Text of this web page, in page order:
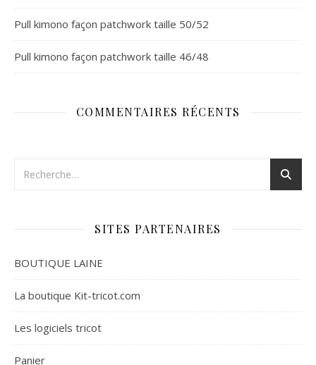
Pull kimono façon patchwork taille 50/52
Pull kimono façon patchwork taille 46/48
COMMENTAIRES RÉCENTS
SITES PARTENAIRES
BOUTIQUE LAINE
La boutique Kit-tricot.com
Les logiciels tricot
Panier